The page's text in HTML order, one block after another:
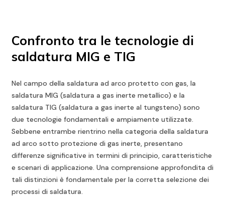
Confronto tra le tecnologie di
saldatura MIG e TIG
Nel campo della saldatura ad arco protetto con gas, la
saldatura MIG (saldatura a gas inerte metallico) e la
saldatura TIG (saldatura a gas inerte al tungsteno) sono
due tecnologie fondamentali e ampiamente utilizzate.
Sebbene entrambe rientrino nella categoria della saldatura
ad arco sotto protezione di gas inerte, presentano
differenze significative in termini di principio, caratteristiche
e scenari di applicazione. Una comprensione approfondita di
tali distinzioni è fondamentale per la corretta selezione dei
processi di saldatura.